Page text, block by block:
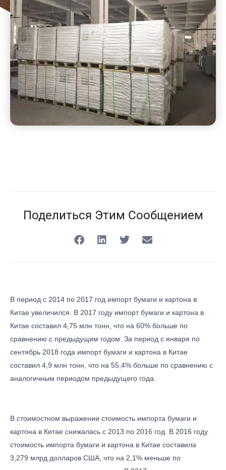
Поделиться Этим Сообщением
В период с 2014 по 2017 год импорт бумаги и картона в
Китае увеличился. В 2017 году импорт бумаги и картона в
Китае составил 4,75 млн тонн, что на 60% больше по
сравнению с предыдущим годом. За период с января по
сентябрь 2018 года импорт бумаги и картона в Китае
составил 4,9 млн тонн, что на 55,4% больше по сравнению с
аналогичным периодом предыдущего года.
В стоимостном выражении стоимость импорта бумаги и
картона в Китае снижалась с 2013 по 2016 год. В 2016 году
стоимость импорта бумаги и картона в Китае составила
3,279 млрд долларов США, что на 2,1% меньше по